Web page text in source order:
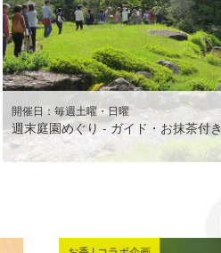
開催日：毎週土曜・日曜
週末庭園めぐり - ガイド・お抹茶付き